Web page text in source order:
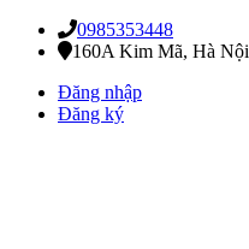
0985353448
160A Kim Mã, Hà Nội
Đăng nhập
Đăng ký